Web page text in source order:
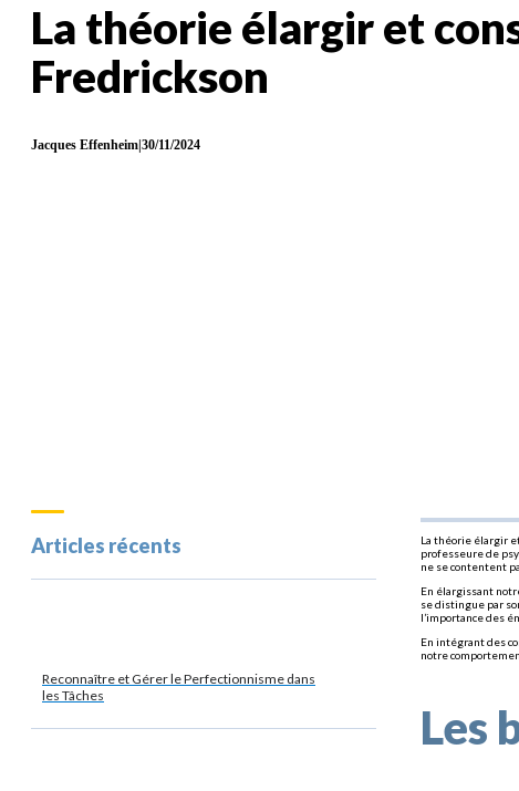
La théorie élargir et
Fredrickson
Jacques Effenheim 30/11/2024
Articles récents
Reconnaître et Gérer le Perfectionnisme dans
les Tâches
La théorie élargir
professeure de
ne se contentent
En élargissant
se distingue par
l’importance des
En intégrant des
notre
Les